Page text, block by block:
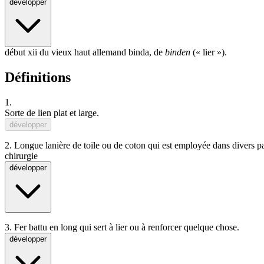
développer
début xii du vieux haut allemand binda, de binden (« lier»).
Définitions
1.
Sorte de lien plat et large.
développer
2. Longue lanière de toile ou de coton qui est employée dans divers
chirurgie
développer
3. Fer battu en long qui sert à lier ou à renforcer quelque chose.
développer